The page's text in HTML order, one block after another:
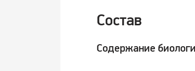
Состав
Содержание